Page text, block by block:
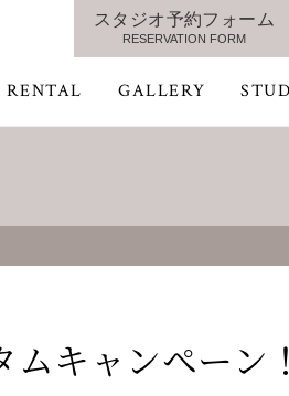
RENTAL GALLERY
スタジオ予約フォーム
RESERVATION FORM
ムキャンペーン！